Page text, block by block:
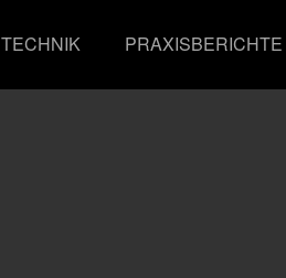
TECHNIK PRAXISBERICHTE